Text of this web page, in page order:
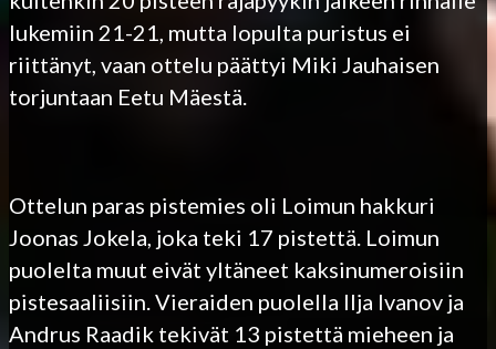
lukemiin 21-21, mutta lopulta puristus ei
riittänyt, vaan ottelu päättyi Miki Jauhaisen
torjuntaan Eetu Mäestä.
Ottelun paras pistemies oli Loimun hakkuri
Joonas Jokela, joka teki 17 pistettä. Loimun
puolelta muut eivät yltäneet kaksinumeroisiin
pistesaaliisiin. Vieraiden puolella Ilja Ivanov ja
Andrus Raadik tekivät 13 pistettä mieheen ja